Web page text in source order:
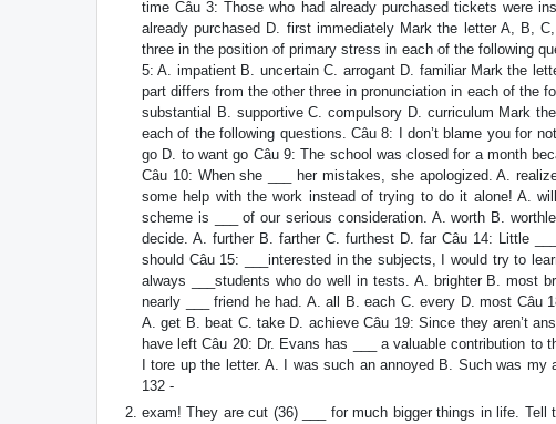
time Câu 3: Those who had already purchased tickets were
already purchased D. first immediately Mark the letter A, B,
three in the position of primary stress in each of the following
5: A. impatient B. uncertain C. arrogant D. familiar Mark the
part differs from the other three in pronunciation in each of the
substantial B. supportive C. compulsory D. curriculum Mark
each of the following questions. Câu 8: I don’t blame you for
go D. to want go Câu 9: The school was closed for a month
Câu 10: When she ___ her mistakes, she apologized. A.
some help with the work instead of trying to do it alone! A.
scheme is ___ of our serious consideration. A. worth B.
decide. A. further B. farther C. furthest D. far Câu 14: Little
should Câu 15: ___interested in the subjects, I would try to
always ___students who do well in tests. A. brighter B. most
nearly ___ friend he had. A. all B. each C. every D. most
A. get B. beat C. take D. achieve Câu 19: Since they aren’t
have left Câu 20: Dr. Evans has ___ a valuable contribution
I tore up the letter. A. I was such an annoyed B. Such was
132 -
exam! They are cut (36) ___ for much bigger things in life.